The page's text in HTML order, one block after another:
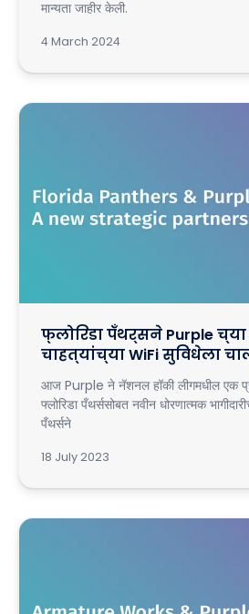
मान्यता जाहीर केली.
4 March 2024
फ्लोरिडा पँथर्सने Purple
चाहत्यांच्या WiFi सुविधेला
आज Purple ने नॅशनल हॉकी लीगमधील एक
फ्लोरिडा पँथर्ससोबत नवीन धोरणात्मक
पँथर्सने
18 July 2023